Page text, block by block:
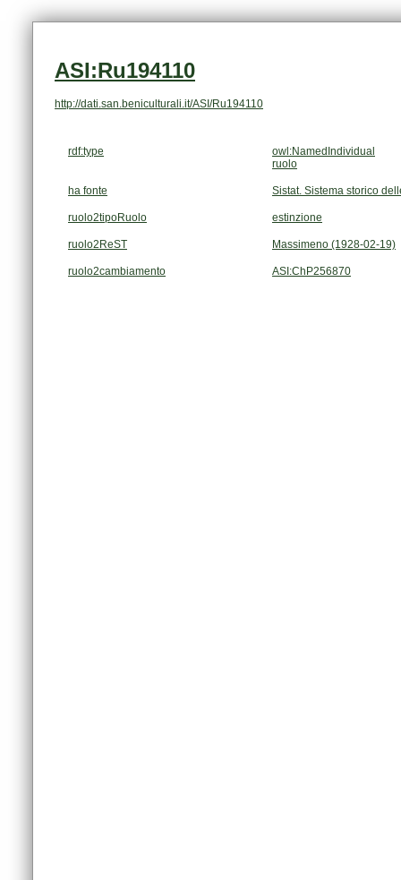
ASI:Ru194110
http://dati.san.beniculturali.it/ASI/Ru194110
rdf:type
owl:NamedIndividual
ruolo
ha fonte Sistat. Sistema storico
ruolo2tipoRuolo estinzione
ruolo2ReST Massimeno (1928-02-19)
ruolo2cambiamento ASI:ChP256870